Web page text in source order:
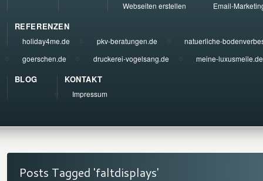
Webseiten erstellen Email-
REFERENZEN
holiday4me.de pkv-beratungen.de
natuerliche-
goerschen.de
druckerei-vogelsang.de meine-luxusmeile.de
BLOG KONTAKT
Impressum
Posts Tagged 'faltdisplays'